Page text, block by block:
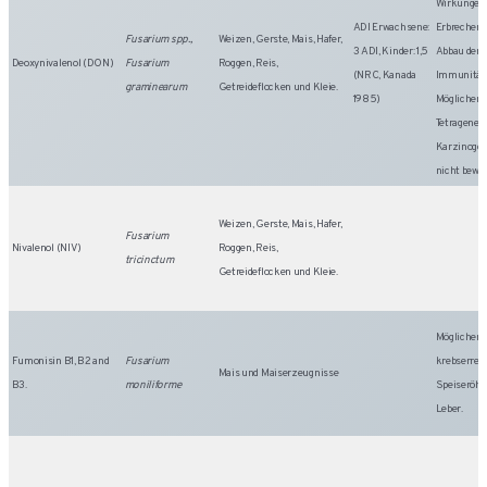
Deoxynivalenol (DON)
Fusarium spp.,
Fusarium
graminearum
Weizen, Gerste, Mais, Hafer,
Roggen, Reis,
Getreideflocken und Kleie.
ADI Erwachsene:
3 ADI, Kinder: 1,5
(NRC, Kanada
1985)
Erbrechen
Abbau der
Tetragene.
nicht
Nivalenol (NIV)
Fusarium
tricinctum
Weizen, Gerste, Mais, Hafer,
Roggen, Reis,
Getreideflocken und Kleie.
Fumonisin B1, B2 and
B3.
Fusarium
moniliforme
Mais und Maiserzeugnisse
Leber.